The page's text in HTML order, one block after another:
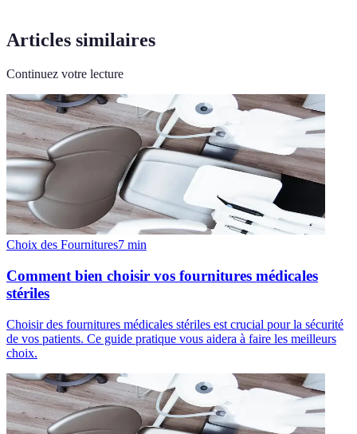
Articles similaires
Continuez votre lecture
Choix des Fournitures7 min
Comment bien choisir vos fournitures médicales
stériles
Choisir des fournitures médicales stériles est crucial pour la sécurité
de vos patients. Ce guide pratique vous aidera à faire les meilleurs
choix.